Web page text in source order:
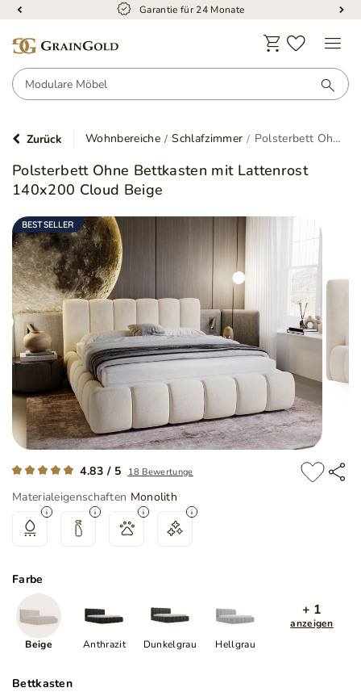
Garantie für 24 Monate
Zurück Wohnbereiche Schlafzimmer Polsterbett Ohne Bettkasten mit Lattenrost 140x200 Cloud Beige
Polsterbett Ohne Bettkasten mit Lattenrost
140x200 Cloud Beige
BESTSELLER
4.83 / 5 18 Bewertunge
Materialeigenschaften Monolith
Farbe
Beige Anthrazit Dunkelgrau Hellgrau
+ 1
anzeigen
Bettkasten